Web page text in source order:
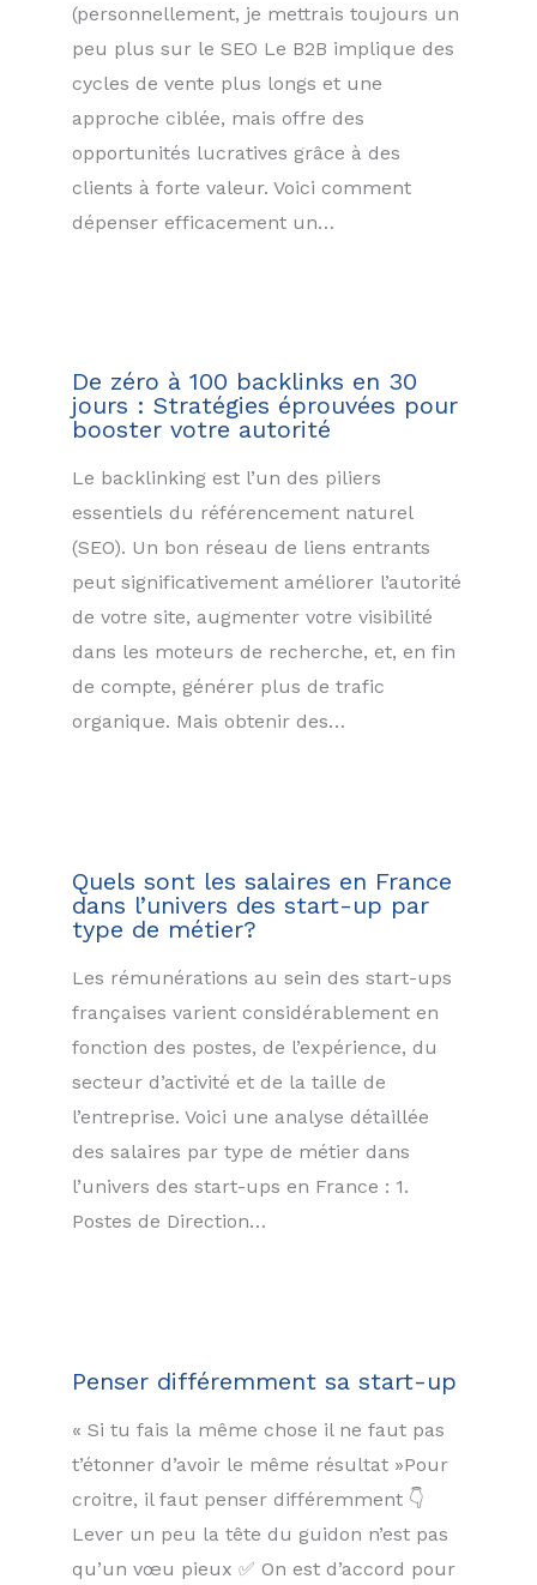
(personnellement, je mettrais toujours un
peu plus sur le SEO Le B2B implique des
cycles de vente plus longs et une
approche ciblée, mais offre des
opportunités lucratives grâce à des
clients à forte valeur. Voici comment
dépenser efficacement un…
De zéro à 100 backlinks en 30
jours : Stratégies éprouvées pour
booster votre autorité
Le backlinking est l’un des piliers
essentiels du référencement naturel
(SEO). Un bon réseau de liens entrants
peut significativement améliorer l’autorité
de votre site, augmenter votre visibilité
dans les moteurs de recherche, et, en fin
de compte, générer plus de trafic
organique. Mais obtenir des…
Quels sont les salaires en France
dans l’univers des start-up par
type de métier?
Les rémunérations au sein des start-ups
françaises varient considérablement en
fonction des postes, de l’expérience, du
secteur d’activité et de la taille de
l’entreprise. Voici une analyse détaillée
des salaires par type de métier dans
l’univers des start-ups en France : 1.
Postes de Direction…
Penser différemment sa start-up
« Si tu fais la même chose il ne faut pas
t’étonner d’avoir le même résultat »Pour
croitre, il faut penser différemment 👇
Lever un peu la tête du guidon n’est pas
qu’un vœu pieux ✅ On est d’accord pour